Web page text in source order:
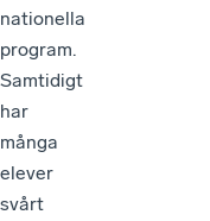
nationella
program.
Samtidigt
har
många
elever
svårt